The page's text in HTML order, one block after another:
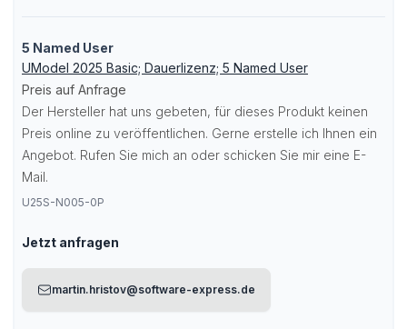
5 Named User
UModel 2025 Basic; Dauerlizenz; 5 Named User
Preis auf Anfrage
Der Hersteller hat uns gebeten, für dieses Produkt keinen
Preis online zu veröffentlichen. Gerne erstelle ich Ihnen ein
Angebot. Rufen Sie mich an oder schicken Sie mir eine E-
Mail.
U25S-N005-0P
Jetzt anfragen
martin.hristov@software-express.de